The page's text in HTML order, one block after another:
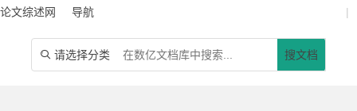
论文综述网 导航 |
 请选择分类 搜文档